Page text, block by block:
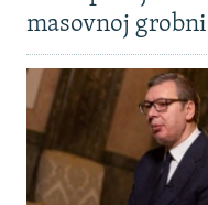
masovnoj